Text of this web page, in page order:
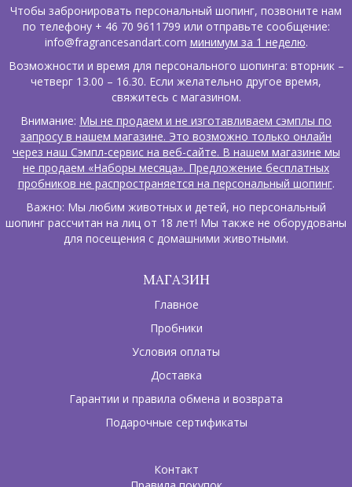
Чтобы забронировать персональный шопинг, позвоните нам
по телефону + 46 70 9611799 или отправьте сообщение:
info@fragrancesandart.com минимум за 1 неделю.
Возможности и время для персонального шопинга: вторник –
четверг 13.00 – 16.30. Если желательно другое время,
свяжитесь с магазином.
Внимание: Мы не продаем и не изготавливаем сэмплы по
запросу в нашем магазине. Это возможно только онлайн
через наш Сэмпл-сервис на веб-сайте. В нашем магазине мы
не продаем «Наборы месяца». Предложение бесплатных
пробников не распространяется на персональный шопинг.
Важно: Мы любим животных и детей, но персональный
шопинг рассчитан на лиц от 18 лет! Мы также не оборудованы
для посещения с домашними животными.
МАГАЗИН
Главное
Пробники
Условия оплаты
Доставка
Гарантии и правила обмена и возврата
Подарочные сертификаты
Контакт